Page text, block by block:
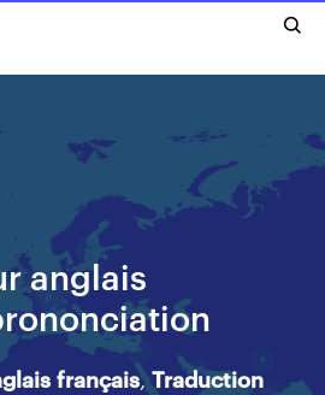
anglais
français,Traduction